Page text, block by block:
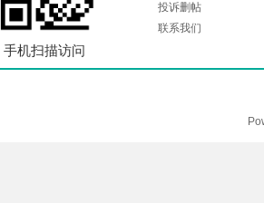
手机扫描访问
投诉删帖
联系我们